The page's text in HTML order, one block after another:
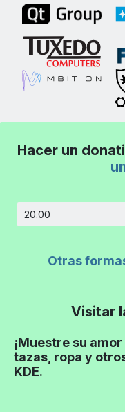
Hacer un
Otras
Visitar
¡Muestre su
tazas, ropa y
KDE.